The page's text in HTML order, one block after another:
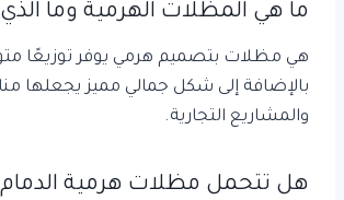
ما هي المظلات الهرمية وما الذي
هي مظلات بتصميم هرمي يوفر توزيعًا
بالإضافة إلى شكل جمالي مميز يجعلها
والمشاريع التجارية.
هل تتحمل مظلات هرمية